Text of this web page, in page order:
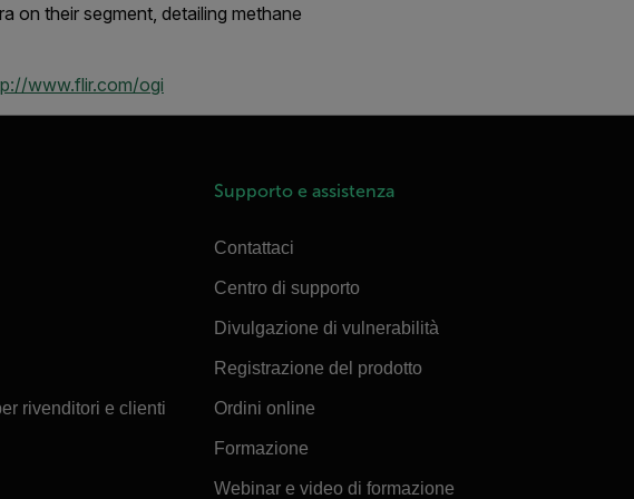
on their segment, detailing methane
www.flir.com/ogi
rivenditori e clienti
Supporto e assistenza
Contattaci
Centro di supporto
Divulgazione di vulnerabilità
Registrazione del prodotto
Ordini online
Formazione
Webinar e video di formazione